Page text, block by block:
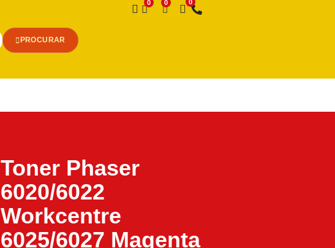
PROCURAR
Desejo
Toner Phaser
6020/6022
Workcentre
6025/6027 Magenta